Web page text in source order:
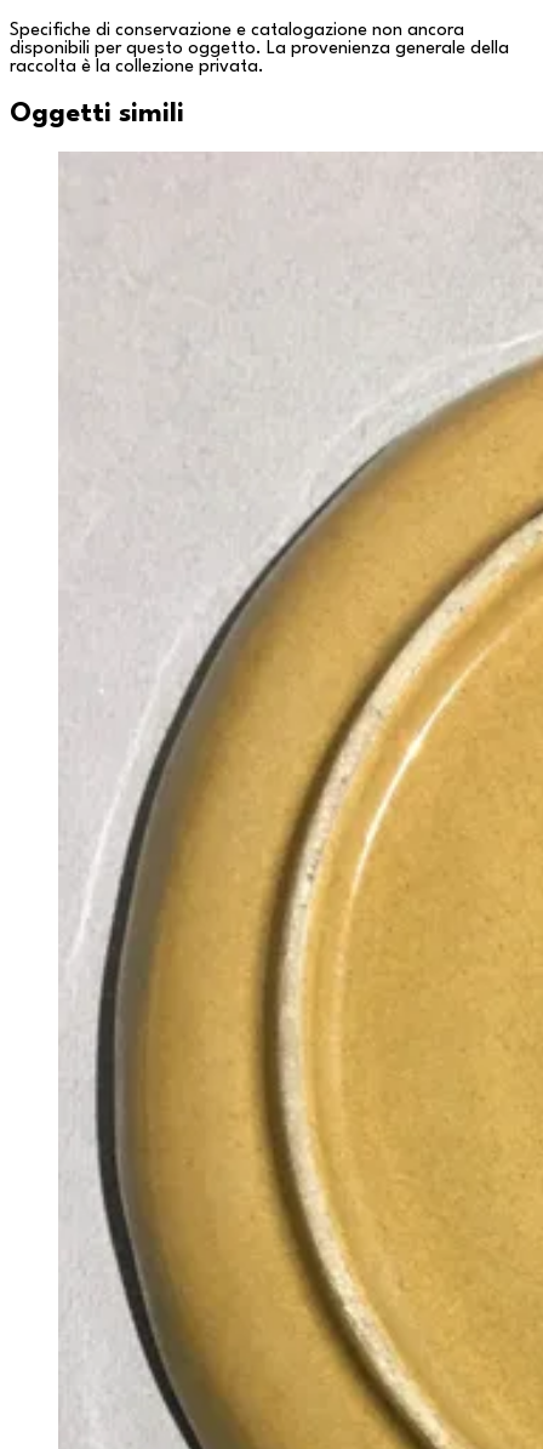
Specifiche di conservazione e catalogazione non ancora
disponibili per questo oggetto. La provenienza generale della
raccolta è la collezione privata.
Oggetti simili